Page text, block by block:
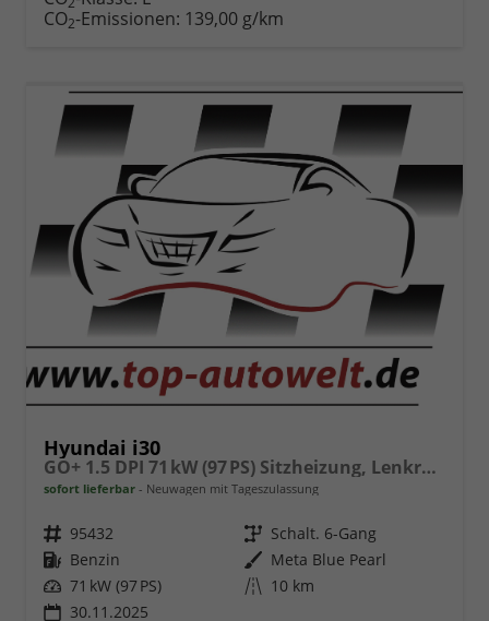
CO2-Emissionen: 139,00 g/km
Hyundai i30
GO+ 1.5 DPI 71 kW (97 PS) Sitzheizung, Lenkradheizung, 2-Zonen-Klimaautomatik, Android Auto, Apple CarPlay, Navigationssystem, DAB, Indutkionsladen für Smartphones, 17 Zoll Leichtmetallfelgen, uvm.
sofort lieferbar Neuwagen mit Tageszulassung
Fahrzeugnr. 95432 Getriebe Schalt. 6-Gang
Kraftstoff Benzin Außenfarbe Meta Blue Pearl
Leistung 71 kW (97 PS) Kilometerstand 10 km
30.11.2025